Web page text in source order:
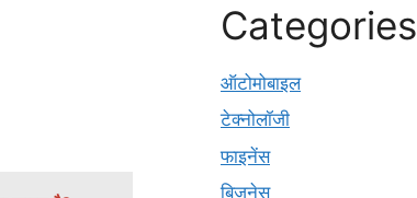
Categories
ऑटोमोबाइल
टेक्नोलॉजी
फाइनेंस
बिज़नेस